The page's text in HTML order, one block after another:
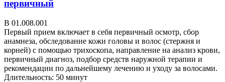
первичный
В 01.008.001
Первый прием включает в себя первичный осмотр, сбор
анамнеза, обследование кожи головы и волос (стержня и
корней) с помощью трихоскопа, направление на анализ крови,
первичный диагноз, подбор средств наружной терапии и
рекомендации по дальнейшему лечению и уходу за волосами.
Длительность: 50 минут